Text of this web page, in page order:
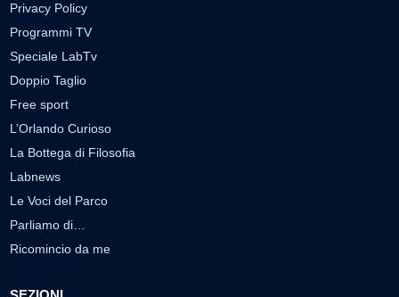
Privacy Policy
Programmi TV
Speciale LabTv
Doppio Taglio
Free sport
L’Orlando Curioso
La Bottega di Filosofia
Labnews
Le Voci del Parco
Parliamo di…
Ricomincio da me